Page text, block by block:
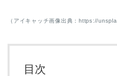
（アイキャッチ画像出典：https://
目次